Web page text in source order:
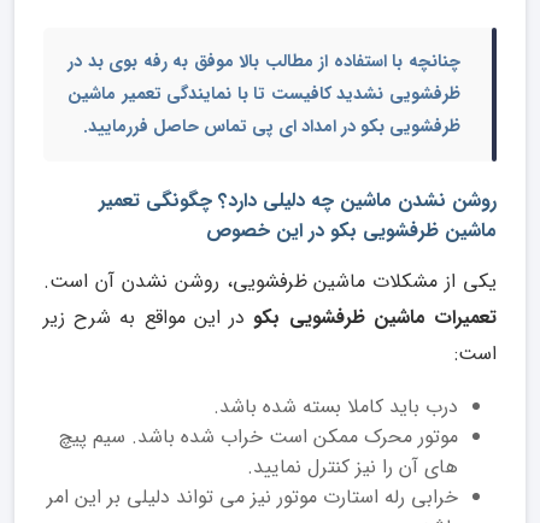
چنانچه با استفاده از مطالب بالا موفق به رفه بوی بد در
ظرفشویی نشدید کافیست تا با نمایندگی تعمیر ماشین
ظرفشویی بکودر امداد ای پی تماس حاصل فررمایید.
روشن نشدن ماشین چه دلیلی دارد؟ چگونگی تعمیر
ماشین ظرفشویی بکو در این خصوص
یکی از مشکلات ماشین ظرفشویی، روشن نشدن آن است.
تعمیرات ماشین ظرفشویی بکودر این مواقع به شرح زیر
است:
درب باید کاملا بسته شده باشد.
موتور محرک ممکن است خراب شده باشد. سیم پیچ
های آن را نیز کنترل نمایید.
خرابی رله استارت موتور نیز می تواند دلیلی بر این امر